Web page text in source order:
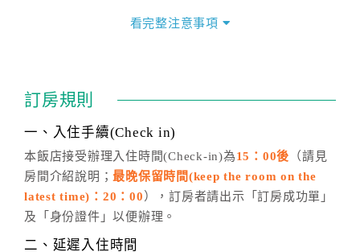
價」之當日價格為標準。
話方式異動訂單。
※非客服時間之申辦異動，皆為次日計算及辦理。
五、客服時間
週一至週日，上午9:00～晚上6:00
六、聯絡方式
看完整注意事項
訂房規則
一、入住手續(Check in)
本飯店接受辦理入住時間(Check-in)為15：00後 （請見
房間介紹說明；最晚保留時間(keep the room on the
latest time)：20：00 ），訂房者請出示「訂房成功單」
及「身份證件」以便辦理。
二、延遲入住時間